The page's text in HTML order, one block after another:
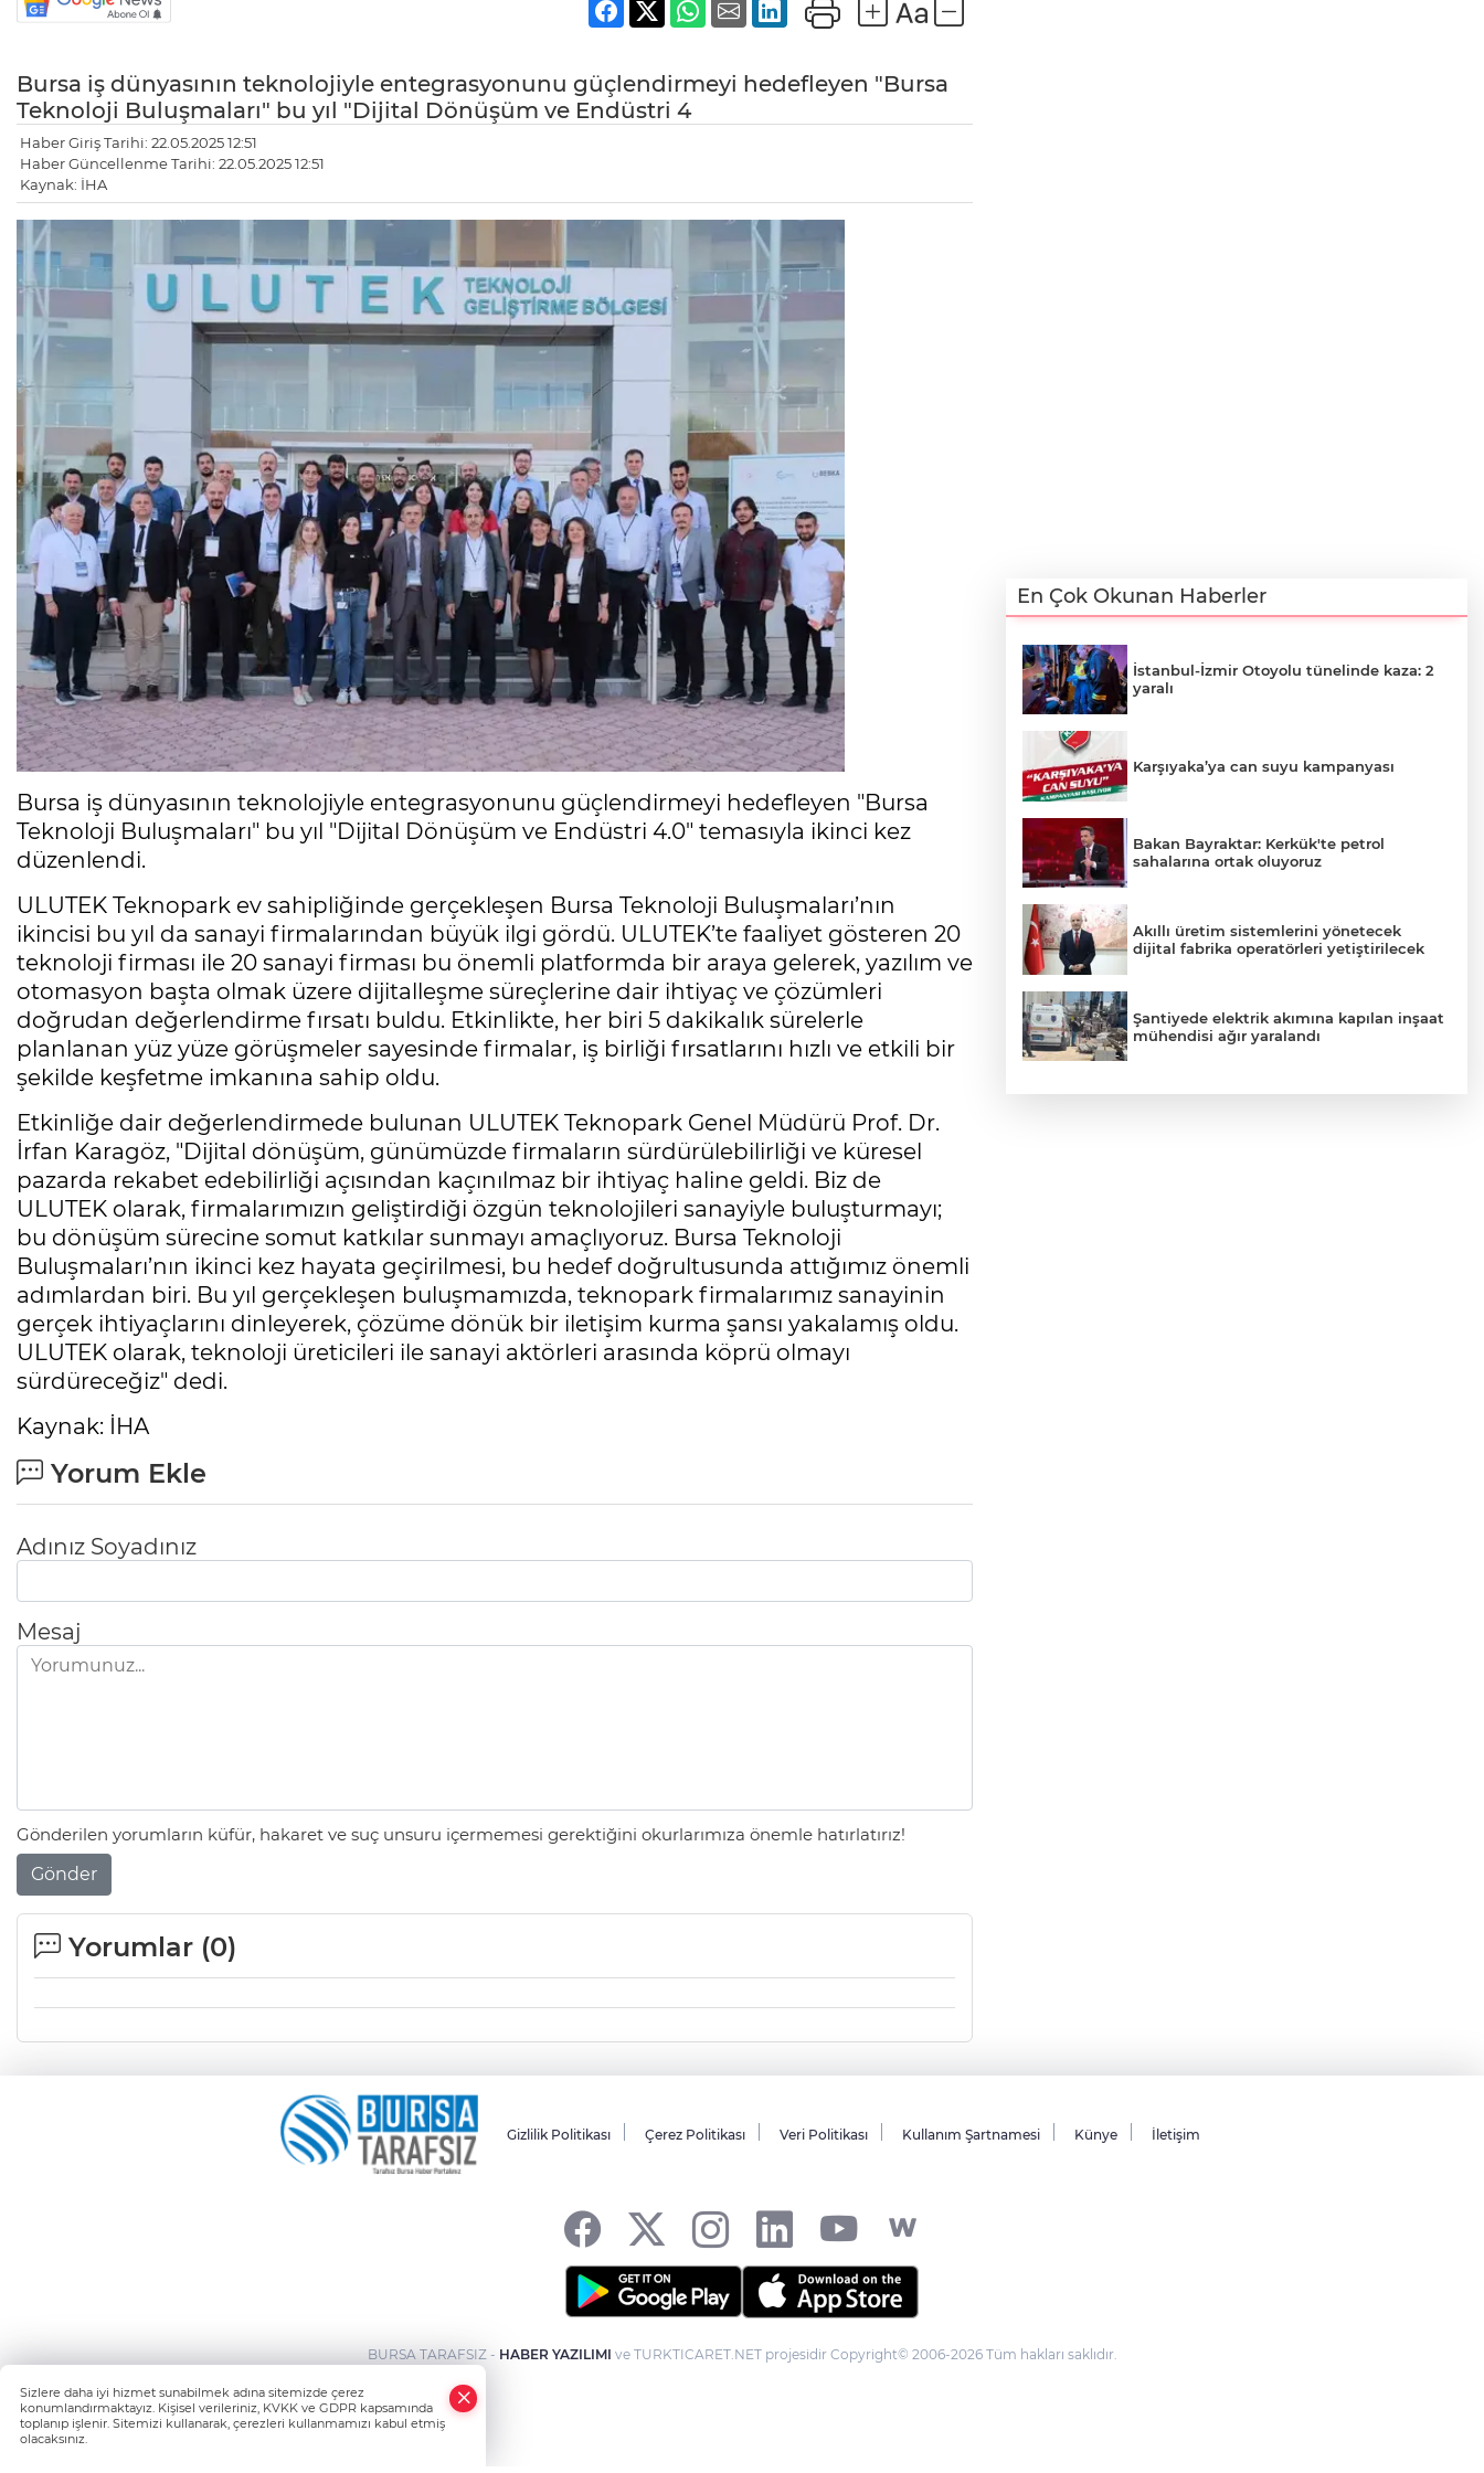
Bursa iş dünyasının teknolojiyle entegrasyonunu güçlendirmeyi hedefleyen "Bursa
Teknoloji Buluşmaları" bu yıl "Dijital Dönüşüm ve Endüstri 4
Haber Giriş Tarihi: 22.05.2025 12:51
Haber Güncellenme Tarihi: 22.05.2025 12:51
Kaynak: İHA
Bursa iş dünyasının teknolojiyle entegrasyonunu güçlendirmeyi hedefleyen "Bursa
Teknoloji Buluşmaları" bu yıl "Dijital Dönüşüm ve Endüstri 4.0" temasıyla ikinci kez
düzenlendi.
ULUTEK Teknopark ev sahipliğinde gerçekleşen Bursa Teknoloji Buluşmaları’nın
ikincisi bu yıl da sanayi firmalarından büyük ilgi gördü. ULUTEK’te faaliyet gösteren 20
teknoloji firması ile 20 sanayi firması bu önemli platformda bir araya gelerek, yazılım ve
otomasyon başta olmak üzere dijitalleşme süreçlerine dair ihtiyaç ve çözümleri
doğrudan değerlendirme fırsatı buldu. Etkinlikte, her biri 5 dakikalık sürelerle
planlanan yüz yüze görüşmeler sayesinde firmalar, iş birliği fırsatlarını hızlı ve etkili bir
şekilde keşfetme imkanına sahip oldu.
Etkinliğe dair değerlendirmede bulunan ULUTEK Teknopark Genel Müdürü Prof. Dr.
İrfan Karagöz, "Dijital dönüşüm, günümüzde firmaların sürdürülebilirliği ve küresel
pazarda rekabet edebilirliği açısından kaçınılmaz bir ihtiyaç haline geldi. Biz de
ULUTEK olarak, firmalarımızın geliştirdiği özgün teknolojileri sanayiyle buluşturmayı;
bu dönüşüm sürecine somut katkılar sunmayı amaçlıyoruz. Bursa Teknoloji
Buluşmaları’nın ikinci kez hayata geçirilmesi, bu hedef doğrultusunda attığımız önemli
adımlardan biri. Bu yıl gerçekleşen buluşmamızda, teknopark firmalarımız sanayinin
gerçek ihtiyaçlarını dinleyerek, çözüme dönük bir iletişim kurma şansı yakalamış oldu.
ULUTEK olarak, teknoloji üreticileri ile sanayi aktörleri arasında köprü olmayı
sürdüreceğiz" dedi.
Kaynak: İHA
Yorum Ekle
Adınız Soyadınız
Mesaj
Gönderilen yorumların küfür, hakaret ve suç unsuru içermemesi gerektiğini okurlarımıza önemle hatırlatırız!
Gönder
Yorumlar (0)
En Çok Okunan Haberler
İstanbul-İzmir Otoyolu tünelinde kaza: 2
yaralı
Karşıyaka’ya can suyu kampanyası
Bakan Bayraktar: Kerkük'te petrol
sahalarına ortak oluyoruz
Akıllı üretim sistemlerini yönetecek
dijital fabrika operatörleri yetiştirilecek
Şantiyede elektrik akımına kapılan inşaat
mühendisi ağır yaralandı
Gizlilik Politikası Çerez Politikası Veri Politikası Kullanım Şartnamesi Künye İletişim
BURSA TARAFSIZ - HABER YAZILIMI ve TURKTICARET.NET projesidir Copyright© 2006-2026 Tüm hakları saklıdır.
Sizlere daha iyi hizmet sunabilmek adına sitemizde çerez
konumlandırmaktayız. Kişisel verileriniz, KVKK ve GDPR kapsamında
toplanıp işlenir. Sitemizi kullanarak, çerezleri kullanmamızı kabul etmiş
olacaksınız.
Whatsapp